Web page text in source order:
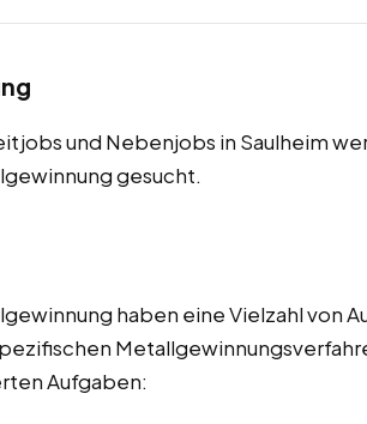
und Nebenjobs in Saulheim
gesucht.
haben eine Vielzahl von
Aufgaben: